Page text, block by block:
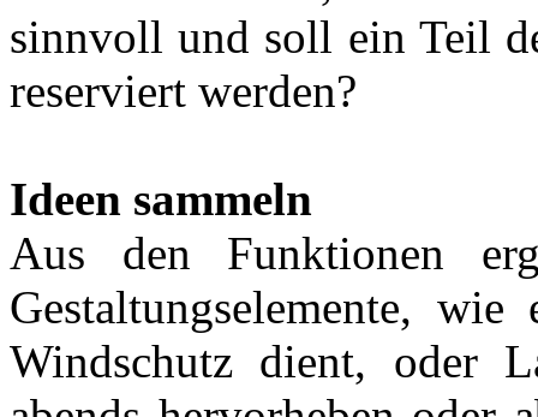
sinnvoll und soll ein Teil
reserviert werden?
Ideen sammeln
Aus den Funktionen
Gestaltungselemente,
Windschutz dient, oder